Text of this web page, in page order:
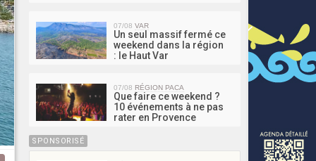
07/08 VAR
Un seul massif fermé ce
weekend dans la région
: le Haut Var
07/08 RÉGION PACA
Que faire ce weekend ?
10 événements à ne pas
rater en Provence
SPONSORISÉ